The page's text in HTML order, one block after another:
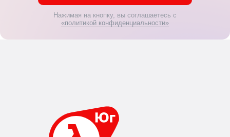
Нажимая на кнопку, вы соглашаетесь с
«политикой конфиденциальности»